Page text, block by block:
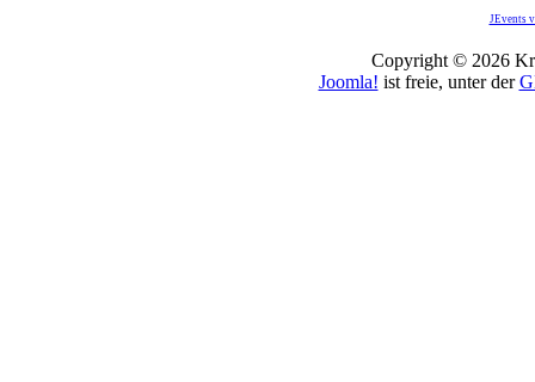
JEvents
Copyright © 2026
Joomla! ist freie, unter der